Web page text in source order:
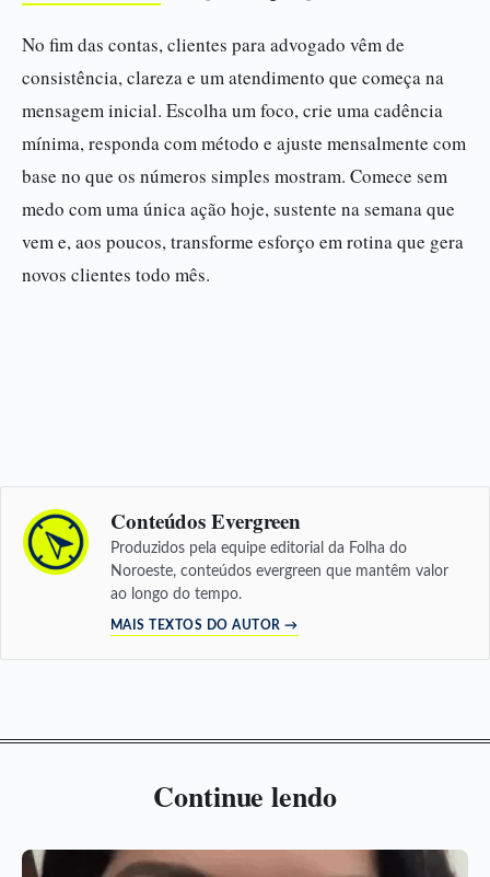
No fim das contas, clientes para advogado vêm de
consistência, clareza e um atendimento que começa na
mensagem inicial. Escolha um foco, crie uma cadência
mínima, responda com método e ajuste mensalmente com
base no que os números simples mostram. Comece sem
medo com uma única ação hoje, sustente na semana que
vem e, aos poucos, transforme esforço em rotina que gera
novos clientes todo mês.
Conteúdos Evergreen
Produzidos pela equipe editorial da Folha do
Noroeste, conteúdos evergreen que mantêm valor
ao longo do tempo.
MAIS TEXTOS DO AUTOR →
Continue lendo